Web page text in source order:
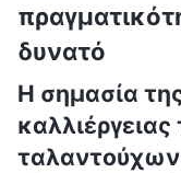
δυνατό
Η σημασία